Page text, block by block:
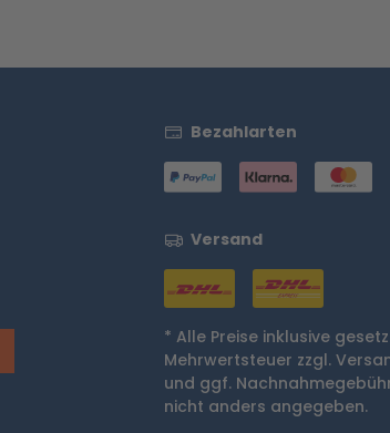
Bezahlarten
Versand
* Alle Preise inklusive
Mehrwertsteuer zzgl.
und ggf.
nicht anders angegeben.